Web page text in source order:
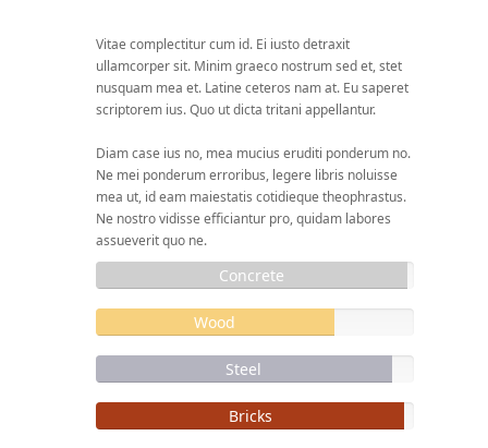
Vitae complectitur cum id. Ei iusto detraxit
ullamcorper sit. Minim graeco nostrum sed et, stet
nusquam mea et. Latine ceteros nam at. Eu saperet
scriptorem ius. Quo ut dicta tritani appellantur.
Diam case ius no, mea mucius eruditi ponderum no.
Ne mei ponderum erroribus, legere libris noluisse
mea ut, id eam maiestatis cotidieque theophrastus.
Ne nostro vidisse efficiantur pro, quidam labores
assueverit quo ne.
Concrete
Wood
Steel
Bricks